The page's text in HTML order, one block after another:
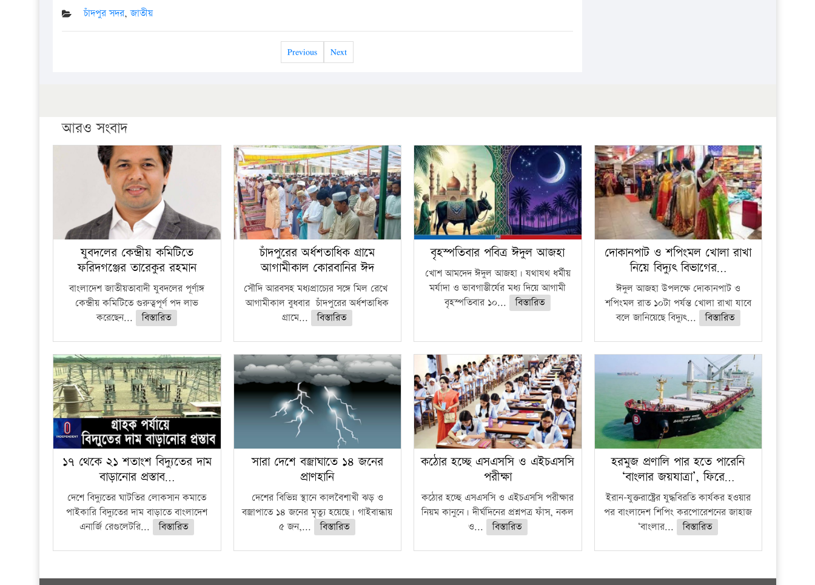
চাঁদপুর সদর,জাতীয়
Previous Next
আরও সংবাদ
যুবদলের কেন্দ্রীয় কমিটিতে
ফরিদগঞ্জের তারেকুর রহমান
বাংলাদেশ জাতীয়তাবাদী যুবদলের পূর্ণাঙ্গ
কেন্দ্রীয় কমিটিতে গুরুত্বপূর্ণ পদ লাভ
করেছেন...
বিস্তারিত
চাঁদপুরের অর্ধশতাধিক গ্রামে
আগামীকাল কোরবানির ঈদ
সৌদি আরবসহ মধ্যপ্রাচ্যের সঙ্গে মিল রেখে
আগামীকাল বুধবার চাঁদপুরের অর্ধশতাধিক
গ্রামে...
বিস্তারিত
বৃহস্পতিবার পবিত্র ঈদুল আজহা
খোশ আমদেদ ঈদুল আজহা। যথাযথ ধর্মীয়
মর্যাদা ও ভাবগাম্ভীর্যের মধ্য দিয়ে আগামী
বৃহস্পতিবার ১০...
বিস্তারিত
দোকানপাট ও শপিংমল খোলা রাখা
নিয়ে বিদ্যুৎ বিভাগের…
ঈদুল আজহা উপলক্ষে দোকানপাট ও
শপিংমল রাত ১০টা পর্যন্ত খোলা রাখা যাবে
বলে জানিয়েছে বিদ্যুৎ...
বিস্তারিত
১৭ থেকে ২১ শতাংশ বিদ্যুতের দাম
বাড়ানোর প্রস্তাব…
দেশে বিদ্যুতের ঘাটতির লোকসান কমাতে
পাইকারি বিদ্যুতের দাম বাড়াতে বাংলাদেশ
এনার্জি রেগুলেটরি...
বিস্তারিত
সারা দেশে বজ্রাঘাতে ১৪ জনের
প্রাণহানি
দেশের বিভিন্ন স্থানে কালবৈশাখী ঝড় ও
বজ্রাপাতে ১৪ জনের মৃত্যু হয়েছে। গাইবান্ধায়
৫ জন,...
বিস্তারিত
কঠোর হচ্ছে এসএসসি ও এইচএসসি
পরীক্ষা
কঠোর হচ্ছে এসএসসি ও এইচএসসি পরীক্ষার
নিয়ম কানুনে। দীর্ঘদিনের প্রশ্নপত্র ফাঁস, নকল
ও...
বিস্তারিত
হরমুজ প্রণালি পার হতে পারেনি
‘বাংলার জয়যাত্রা’, ফিরে…
ইরান-যুক্তরাষ্ট্রের যুদ্ধবিরতি কার্যকর হওয়ার
পর বাংলাদেশ শিপিং করপোরেশনের জাহাজ
‘বাংলার...
বিস্তারিত